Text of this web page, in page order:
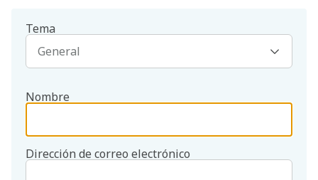
Tema
Nombre
Dirección de correo electrónico